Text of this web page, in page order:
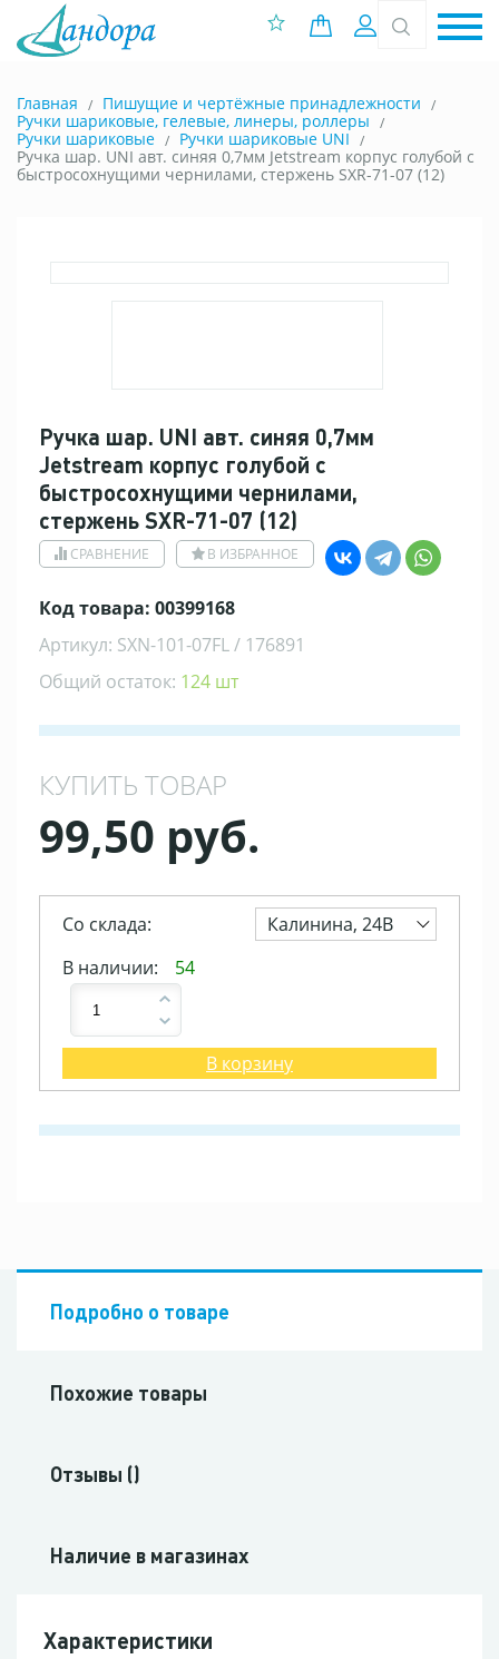
0 позиций
Вход
Главная
Пишущие и чертёжные принадлежности
Ручки шариковые, гелевые, линеры, роллеры
Ручки шариковые
Ручки шариковые UNI
Ручка шар. UNI авт. синяя 0,7мм Jetstream корпус голубой с
быстросохнущими чернилами, стержень SXR-71-07 (12)
Ручка шар. UNI авт. синяя 0,7мм
Jetstream корпус голубой с
быстросохнущими чернилами,
стержень SXR-71-07 (12)
СРАВНЕНИЕ В ИЗБРАННОЕ
Код товара: 00399168
Артикул: SXN-101-07FL / 176891
Общий остаток: 124 шт
КУПИТЬ ТОВАР
99,50 руб.
Со склада:
Калинина, 24В
В наличии:
54
В корзину
Подробно о товаре
Похожие товары
Отзывы ()
Наличие в магазинах
Характеристики